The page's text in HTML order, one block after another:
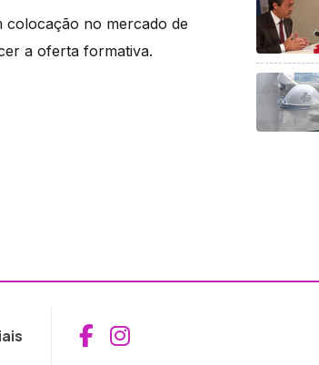
no mercado de
a oferta formativa.
Aceder ao
Aceder ao